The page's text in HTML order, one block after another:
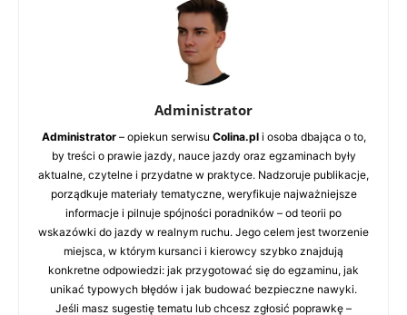
Administrator
Administrator– opiekun serwisu Colina.pli osoba dbająca o to,
by treści o prawie jazdy, nauce jazdy oraz egzaminach były
aktualne, czytelne i przydatne w praktyce. Nadzoruje publikacje,
porządkuje materiały tematyczne, weryfikuje najważniejsze
informacje i pilnuje spójności poradników – od teorii po
wskazówki do jazdy w realnym ruchu. Jego celem jest tworzenie
miejsca, w którym kursanci i kierowcy szybko znajdują
konkretne odpowiedzi: jak przygotować się do egzaminu, jak
unikać typowych błędów i jak budować bezpieczne nawyki.
Jeśli masz sugestię tematu lub chcesz zgłosić poprawkę –